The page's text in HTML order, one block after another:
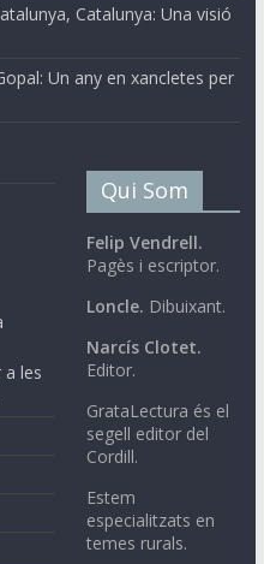
Catalunya: Una visió
Un any en xancletes per
a les
Qui Som
Felip Vendrell.
Pagès i escriptor.
Loncle. Dibuixant.
Narcís Clotet.
Editor.
GrataLectura és el
segell editor del
Cordill.
Estem
especialitzats en
temes rurals.